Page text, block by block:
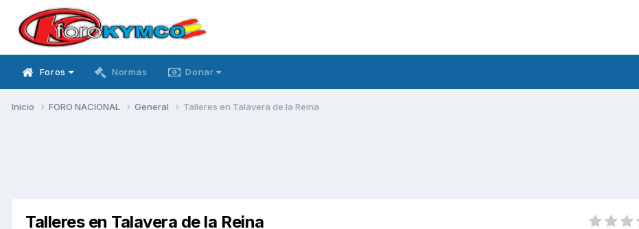
Foros Normas Donar
Inicio FORO NACIONAL General Talleres en Talavera de la Reina
Talleres en Talavera de la Reina